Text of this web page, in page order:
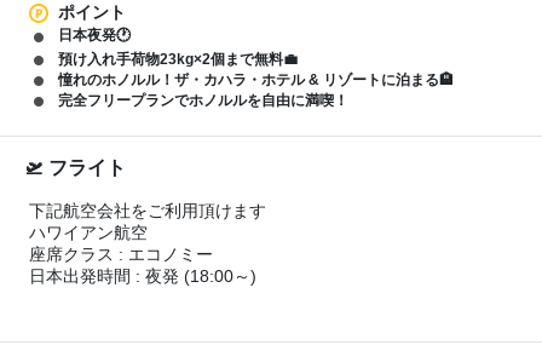
ポイント
日本夜発🕐
預け入れ手荷物23kg×2個まで無料💼
憧れのホノルル！ザ・カハラ・ホテル & リゾートに泊まる🏨
完全フリープランでホノルルを自由に満喫！
フライト
下記航空会社をご利用頂けます
ハワイアン航空
座席クラス : エコノミー
日本出発時間 : 夜発 (18:00～)